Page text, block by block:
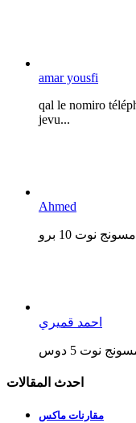
amar yousfi
qal le nomiro
jevu...
Ahmed
احمد قميري
احدث المقالات
مقارنات ماكس